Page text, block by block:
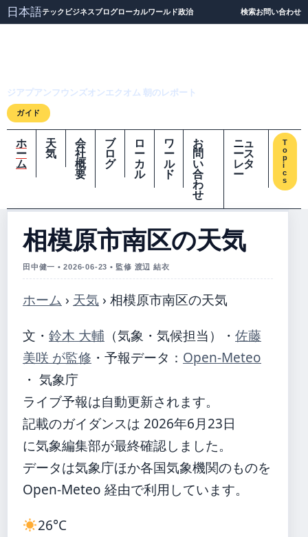
日本語テック ビジネスブログローカルワールド政治 検索お問い合わせ
ジアプアンフウンズオンエクオム 朝のレポート
ガイド
ホ
ー
ム
天
気
会
社
概
要
ブ
ロ
グ
ロ
ー
カ
ル
ワ
ー
ル
ド
お
問
い
合
わ
せ
ニュ
ース
レタ
ー
T
o
p
i
c
s
相模原市南区の天気
田中健一 • 2026-06-23 • 監修 渡辺 結衣
ホーム › 天気 › 相模原市南区の天気
文・ 鈴木 大輔 （気象・気候担当） ・ 佐藤
美咲 が監修 ・ 予報データ： Open-Meteo
・ 気象庁
ライブ予報は自動更新されます。
記載のガイダンスは 2026年6月23日
に気象編集部が最終確認しました。
データは気象庁ほか各国気象機関のものを
Open-Meteo 経由で利用しています。
26°C